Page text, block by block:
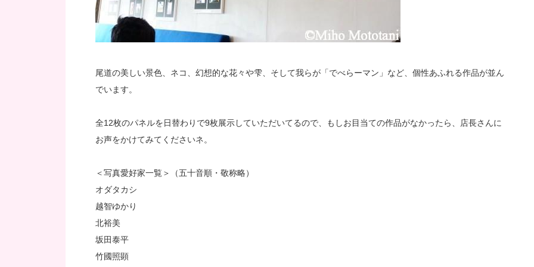
尾道の美しい景色、ネコ、幻想的な花々や雫、そして我らが「でべらーマン」など、個性あふれる作品が並ん
でいます。
全12枚のパネルを日替わりで9枚展示していただいてるので、もしお目当ての作品がなかったら、店長さんに
お声をかけてみてくださいネ。
＜写真愛好家一覧＞（五十音順・敬称略）
オダタカシ
越智ゆかり
北裕美
坂田泰平
竹國照顕